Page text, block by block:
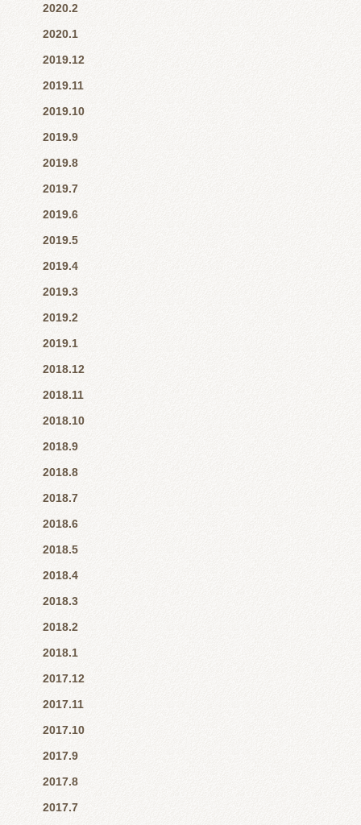
2020.2
2020.1
2019.12
2019.11
2019.10
2019.9
2019.8
2019.7
2019.6
2019.5
2019.4
2019.3
2019.2
2019.1
2018.12
2018.11
2018.10
2018.9
2018.8
2018.7
2018.6
2018.5
2018.4
2018.3
2018.2
2018.1
2017.12
2017.11
2017.10
2017.9
2017.8
2017.7